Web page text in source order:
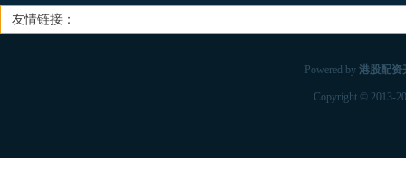
友情链接：
Powered by 港股配资
Copyright © 2013-